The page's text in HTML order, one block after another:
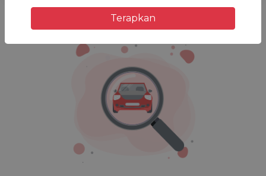
Mohon maaf kami tidak menemukan apa yang Anda cari.
Terapkan